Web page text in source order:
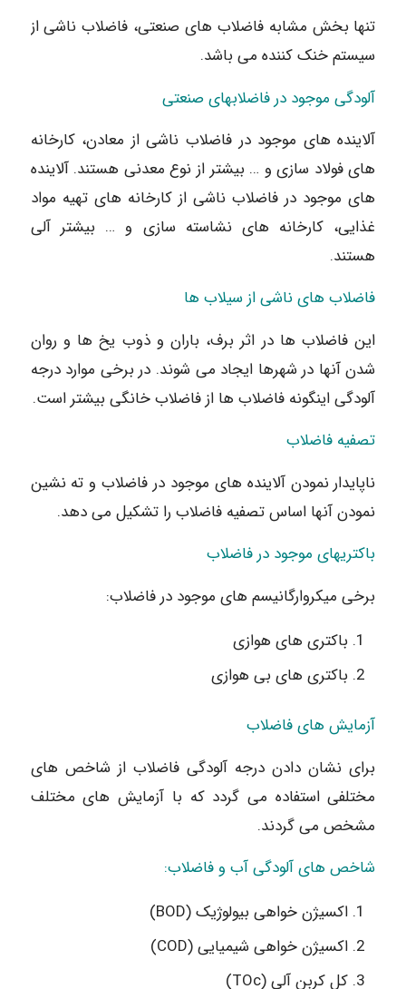
تنها بخش مشابه فاضلاب های صنعتی، فاضلاب ناشی از
سیستم خنک کننده می باشد.
آلودگی موجود در فاضلابهای صنعتی
آلاینده های موجود در فاضلاب ناشی از معادن، کارخانه
های فولاد سازی و … بیشتر از نوع معدنی هستند. آلاینده
های موجود در فاضلاب ناشی از کارخانه های تهیه مواد
غذایی، کارخانه های نشاسته سازی و … بیشتر آلی
هستند.
فاضلاب های ناشی از سیلاب ها
این فاضلاب ها در اثر برف، باران و ذوب یخ ها و روان
شدن آنها در شهرها ایجاد می شوند. در برخی موارد درجه
آلودگی اینگونه فاضلاب ها از فاضلاب خانگی بیشتر است.
تصفیه فاضلاب
ناپایدار نمودن آلاینده های موجود در فاضلاب و ته نشین
نمودن آنها اساس تصفیه فاضلاب را تشکیل می دهد.
باکتریهای موجود در فاضلاب
برخی میکروارگانیسم های موجود در فاضلاب:
باکتری های هوازی
باکتری های بی هوازی
آزمایش های فاضلاب
برای نشان دادن درجه آلودگی فاضلاب از شاخص های
مختلفی استفاده می گردد که با آزمایش های مختلف
مشخص می گردند.
شاخص های آلودگی آب و فاضلاب:
اکسیژن خواهی بیولوژیک (BOD)
اکسیژن خواهی شیمیایی (COD)
کل کربن آلی (TOc)